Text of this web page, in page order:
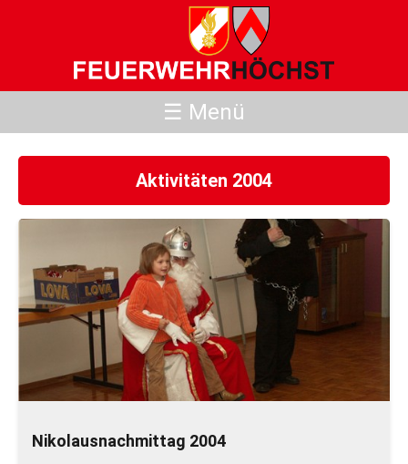
☰ Menü
Aktivitäten 2004
Nikolausnachmittag 2004